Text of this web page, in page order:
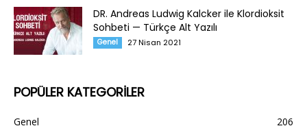
DR. Andreas Ludwig Kalcker ile Klordioksit
Sohbeti — Türkçe Alt Yazılı
Genel 27 Nisan 2021
POPÜLER KATEGORİLER
Genel 206